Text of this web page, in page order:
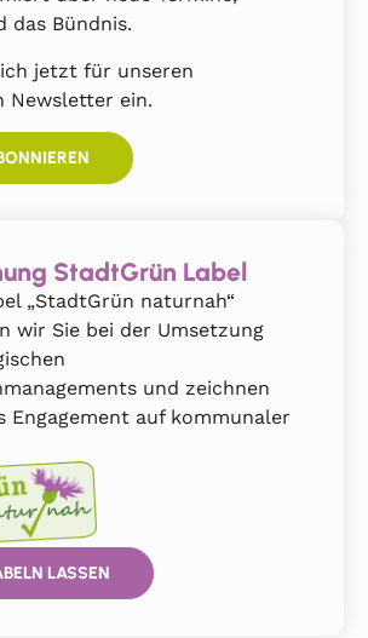
das Bündnis.
jetzt für unseren
Newsletter ein.
StadtGrün Label
„StadtGrün naturnah“
wir Sie bei der Umsetzung
und zeichnen
Engagement auf kommunaler
LASSEN